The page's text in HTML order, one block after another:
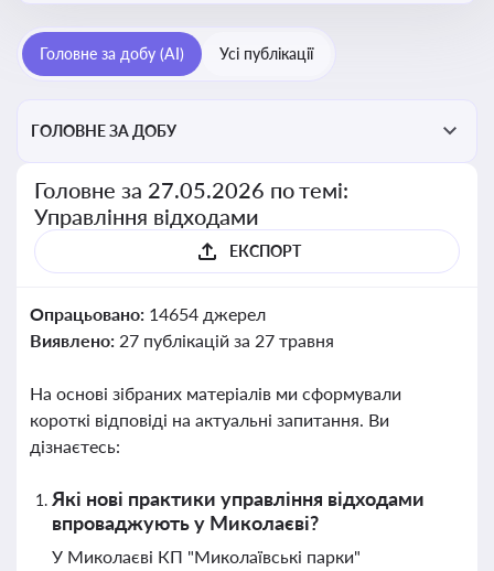
Головне за добу (AI) Усі публікації
ГОЛОВНЕ ЗА ДОБУ
Головне за 27.05.2026 по темі:
Управління відходами
ЕКСПОРТ
Опрацьовано: 14654 джерел
Виявлено: 27 публікацій за 27 травня
На основі зібраних матеріалів ми сформували
короткі відповіді на актуальні запитання. Ви
дізнаєтесь:
Які нові практики управління відходами
впроваджують у Миколаєві?
У Миколаєві КП "Миколаївські парки"